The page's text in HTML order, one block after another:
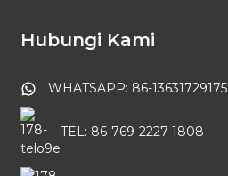
Hubungi Kami
WHATSAPP: 86-13631729175
TEL: 86-769-2227-1808